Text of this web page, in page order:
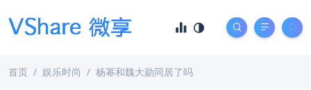
首页 娱乐时尚 杨幂和魏大勋同居了吗